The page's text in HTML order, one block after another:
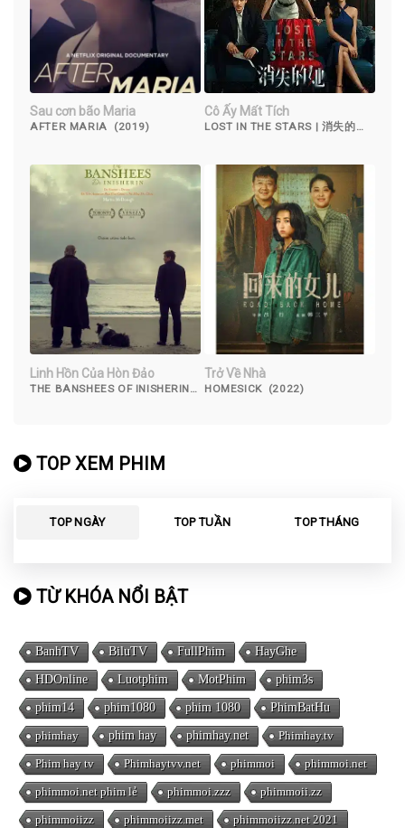
Sau cơn bão Maria
AFTER MARIA (2019)
Cô Ấy Mất Tích
LOST IN THE STARS | 消失的她
Linh Hồn Của Hòn Đảo
THE BANSHEES OF INISHERIN
Trở Về Nhà
HOMESICK (2022)
TOP XEM PHIM
TOP NGÀY TOP TUẦN TOP THÁNG
TỪ KHÓA NỔI BẬT
BanhTV BiluTV FullPhim HayGhe
HDOnline Luotphim MotPhim phim3s
phim14 phim1080 phim 1080 PhimBatHu
phimhay phim hay phimhay.net Phimhay.tv
Phim hay tv Phimhaytvv.net phimmoi phimmoi.net
phimmoi.net phim lẻ phimmoi.zzz phimmoii.zz
phimmoiizz phimmoiizz.met phimmoiizz.net 2021